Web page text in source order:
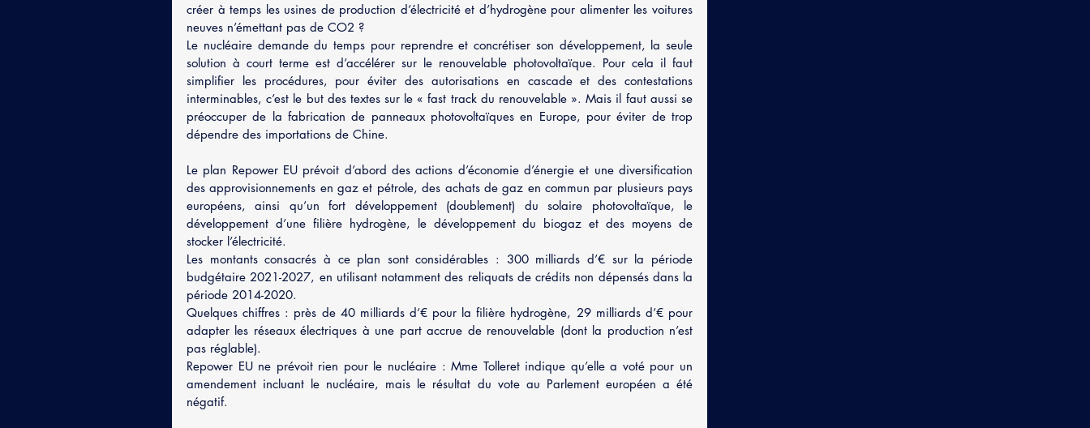
créer à temps les usines de production d’électricité et d’hydrogène pour alimenter les voitures
neuves n’émettant pas de CO2 ?
Le nucléaire demande du temps pour reprendre et concrétiser son développement, la seule
solution à court terme est d’accélérer sur le renouvelable photovoltaïque. Pour cela il faut
simplifier les procédures, pour éviter des autorisations en cascade et des contestations
interminables, c’est le but des textes sur le « fast track du renouvelable ». Mais il faut aussi se
préoccuper de la fabrication de panneaux photovoltaïques en Europe, pour éviter de trop
dépendre des importations de Chine.
Le plan Repower EU prévoit d’abord des actions d’économie d’énergie et une diversification
des approvisionnements en gaz et pétrole, des achats de gaz en commun par plusieurs pays
européens, ainsi qu’un fort développement (doublement) du solaire photovoltaïque, le
développement d’une filière hydrogène, le développement du biogaz et des moyens de
stocker l’électricité.
Les montants consacrés à ce plan sont considérables : 300 milliards d’€ sur la période
budgétaire 2021-2027, en utilisant notamment des reliquats de crédits non dépensés dans la
période 2014-2020.
Quelques chiffres : près de 40 milliards d’€ pour la filière hydrogène, 29 milliards d’€ pour
adapter les réseaux électriques à une part accrue de renouvelable (dont la production n’est
pas réglable).
Repower EU ne prévoit rien pour le nucléaire : Mme Tolleret indique qu’elle a voté pour un
amendement incluant le nucléaire, mais le résultat du vote au Parlement européen a été
négatif.